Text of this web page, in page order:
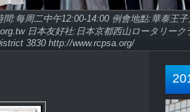
:每周二中午12:00-14:00 例會地點:華泰王
日本友好社:日本京都西山ロータリー
3830 http://www.rcpsa.org/